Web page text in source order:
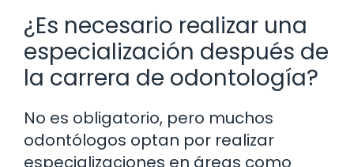
¿Es necesario realizar una
especialización después de
la carrera de odontología?
No es obligatorio, pero muchos
odontólogos optan por realizar
especializaciones en áreas como